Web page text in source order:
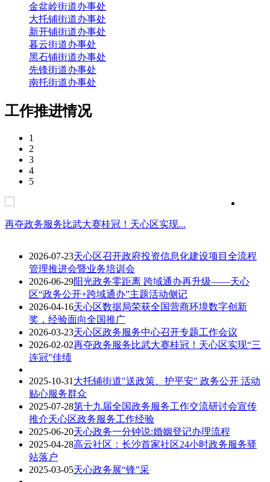
金盆岭街道办事处
大托铺街道办事处
新开铺街道办事处
暮云街道办事处
黑石铺街道办事处
先锋街道办事处
南托街道办事处
工作推进情况
1
2
3
4
5
再夺政务服务比武大赛桂冠！天心区实现...
2026-07-23天心区召开政府投资信息化建设项目全流程
管理推进会暨业务培训会
2026-06-29阳光政务零距离 跨域通办再升级——天心
区“政务公开+跨域通办”主题活动侧记
2026-04-16天心区数据局荣获全国营商环境数字创新
奖，经验面向全国推广
2026-03-23天心区政务服务中心召开专题工作会议
2026-02-02再夺政务服务比武大赛桂冠！天心区实现“三
连冠”佳绩
2025-10-31 大托铺街道"送政策、护平安" 政务公开 活动
贴心服务群众
2025-07-28第十九届全国政务服务工作交流研讨会宣传
推介天心区政务服务工作经验
2025-06-20天心政务一分钟说:婚姻登记办理流程
2025-04-28高云社区：长沙首家社区24小时政务服务驿
站落户
2025-03-05天心政务展“锋”采